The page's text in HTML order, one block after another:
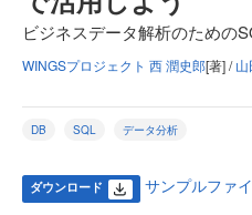
ビジネスデータ解析のための
WINGSプロジェクト 西 潤史郎[著] /
DB SQL データ分析
ダウンロード サンプルファ